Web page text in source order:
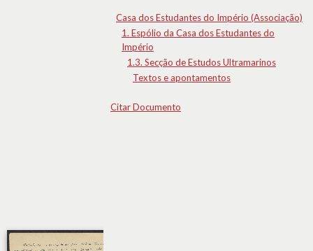
Casa dos Estudantes do Império (Associação)
1. Espólio da Casa dos Estudantes do
Império
1.3. Secção de Estudos Ultramarinos
Textos e apontamentos
Citar Documento